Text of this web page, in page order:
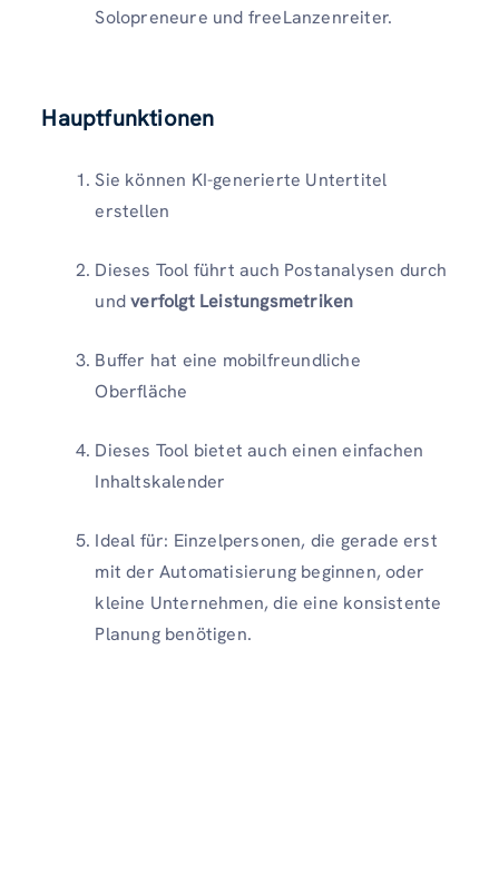
Solopreneure und freeLanzenreiter.
Hauptfunktionen
Sie können KI-generierte Untertitel
erstellen
Dieses Tool führt auch Postanalysen durch
undverfolgt Leistungsmetriken
Buffer hat eine mobilfreundliche
Oberfläche
Dieses Tool bietet auch einen einfachen
Inhaltskalender
Ideal für: Einzelpersonen, die gerade erst
mit der Automatisierung beginnen, oder
kleine Unternehmen, die eine konsistente
Planung benötigen.